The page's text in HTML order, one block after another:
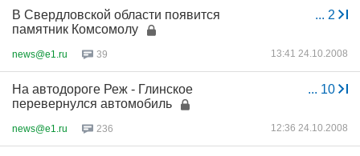
... 2
В Свердловской области появится
памятник Комсомолу
news@e1.ru 39 13:41 24.10.2008
... 10
На автодороге Реж - Глинское
перевернулся автомобиль
news@e1.ru 236 12:36 24.10.2008